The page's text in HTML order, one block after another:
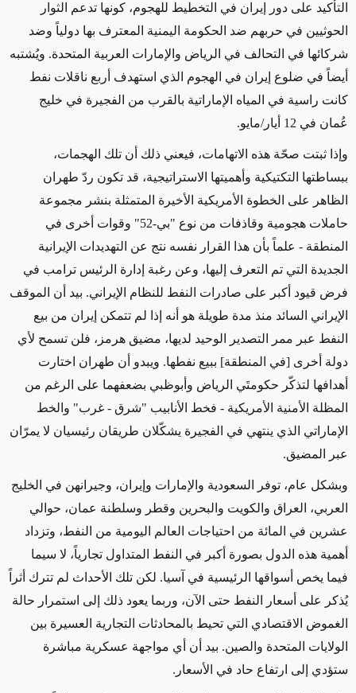
التأكيد على دور إيران في التخطيط للهجوم، كونها تدعم الثوار
الحوثيين في حربهم ضد الحكومة اليمنية المعترف بها دولياً وضد
شركائها في التحالف في الرياض والإمارات العربية المتحدة. ويُشتبه
أيضاً في ضلوع إيران في الهجوم الذي استهدف أربع ناقلات نفط
كانت راسية في المياه الإماراتية بالقرب من الفجيرة في خليج
عُمان في 12 أيار/مايو.
وإذا ثبتت صحّة هذه الاتهامات، فيعني ذلك أن تلك الهجمات،
ببساطتها التكتيكية وأهميتها الاستراتيجية، قد تكون ردّ طهران
الظاهر على الخطوة الأمريكية الأخيرة المتمثلة بنشر مجموعة
حاملات هجومية وقاذفات من نوع "بي-52" وقوات أخرى في
المنطقة - علماً بأن هذا القرار نفسه نتج عن التهديدات الإيرانية
الجديدة التي تم التعرف إليها، وعن رغبة إدارة الرئيس ترامب في
فرض قيود أكبر على صادرات النفط للنظام الإيراني. بيد أن الموقف
الإيراني السائد منذ مدة طويلة هو أنه إذا لم تتمكن إيران من بيع
النفط عبر ممر التصدير الوحيد لديها، مضيق هرمز، فلن تسمح لأي
دولة أخرى [في المنطقة] ببيع نفطها. ويبدو أن طهران اختارت
أهدافها لتذكّر حكومتَي الرياض وأبوظبي بضعفهما على الرغم من
المظلة الأمنية الأمريكية - فخط الأنابيب "شرق - غرب" والخط
الإماراتي الذي ينتهي في الفجيرة يشكّلان طريقان رئيسيان لا يمرّان
عبر المضيق.
وبشكل عام، توفر السعودية والإمارات وإيران، وجيرانهن في الخليج
العربي، العراق والكويت والبحرين وقطر وسلطنة عمان، حوالي
عشرين في المائة من احتياجات العالم اليومية من النفط، وتزداد
أهمية هذه الدول بصورة أكبر في النفط المتداول تجارياً، لا سيما
فيما يخص أسواقها الرئيسية في آسيا. لكن تلك الأحداث لم تترك أثراً
يُذكر على أسعار النفط حتى الآن، وربما يعود ذلك إلى استمرار حالة
الغموض الاقتصادي التي تحيط بالمحادثات التجارية العسيرة بين
الولايات المتحدة والصين. بيد أن أي مواجهة عسكرية مباشرة
ستؤدي إلى ارتفاع حاد في الأسعار.